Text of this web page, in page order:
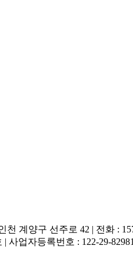
계양구 선주로 42 | 전화 :
사업자등록번호 : 122-29-82981